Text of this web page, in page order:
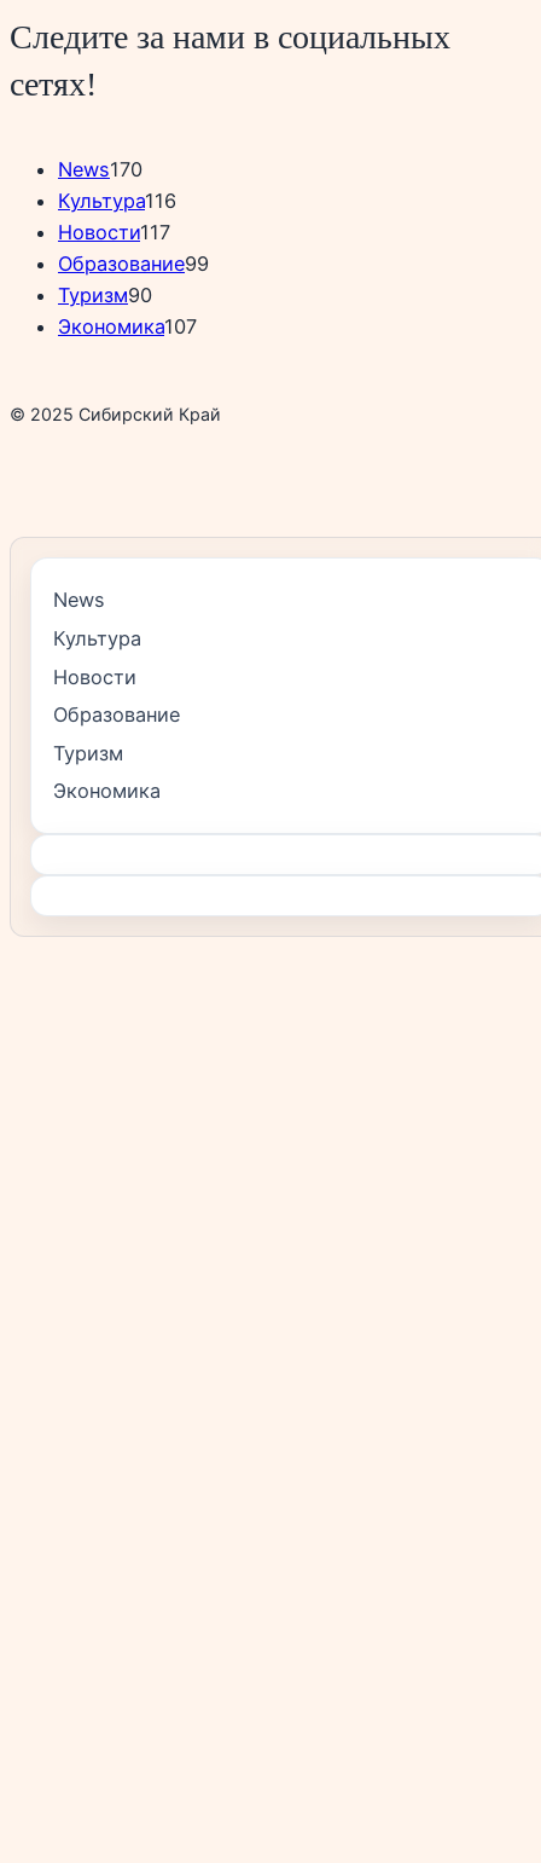
Следите за нами в социальных
сетях!
News170
Культура116
Новости117
Образование99
Туризм90
Экономика107
© 2025 Сибирский Край
News
Культура
Новости
Образование
Туризм
Экономика